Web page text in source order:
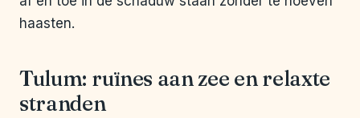
haasten.
Tulum: ruïnes aan zee en relaxte
stranden